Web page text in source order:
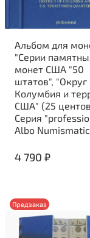
Альбом для
"Серии
монет США "50
штатов", "Округ
Колумбия и
США" (25
Серия
Albo
4 790 ₽
Предзаказ